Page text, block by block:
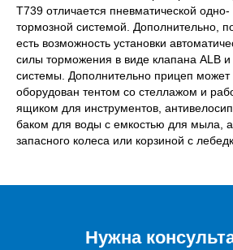
T739 отличается пневматической
тормозной системой. Дополнительно,
есть возможность установки
силы торможения в виде клапана ALB и
системы. Дополнительно прицеп может
оборудован тентом со стеллажом и
ящиком для инструментов,
баком для воды с емкостью для мыла, а
запасного колеса или корзиной с
Нужна